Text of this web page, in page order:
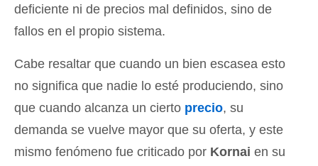
deficiente ni de precios mal definidos, sino de
fallos en el propio sistema.
Cabe resaltar que cuando un bien escasea esto
no significa que nadie lo esté produciendo, sino
que cuando alcanza un cierto precio, su
demanda se vuelve mayor que su oferta, y este
mismo fenómeno fue criticado por Kornai en su